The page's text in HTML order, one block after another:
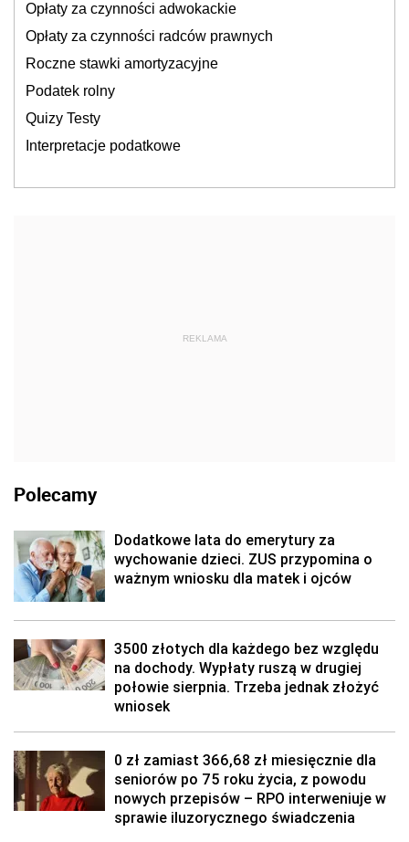
Opłaty za czynności adwokackie
Opłaty za czynności radców prawnych
Roczne stawki amortyzacyjne
Podatek rolny
Quizy Testy
Interpretacje podatkowe
REKLAMA
Polecamy
Dodatkowe lata do emerytury za
wychowanie dzieci. ZUS przypomina o
ważnym wniosku dla matek i ojców
3500 złotych dla każdego bez względu
na dochody. Wypłaty ruszą w drugiej
połowie sierpnia. Trzeba jednak złożyć
wniosek
0 zł zamiast 366,68 zł miesięcznie dla
seniorów po 75 roku życia, z powodu
nowych przepisów – RPO interweniuje w
sprawie iluzorycznego świadczenia